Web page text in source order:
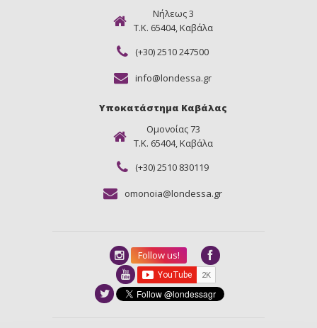
Νήλεως 3
Τ.Κ. 65404, Καβάλα
(+30) 2510 247500
info@londessa.gr
Υποκατάστημα Καβάλας
Ομονοίας 73
Τ.Κ. 65404, Καβάλα
(+30) 2510 830119
omonoia@londessa.gr
Follow us!